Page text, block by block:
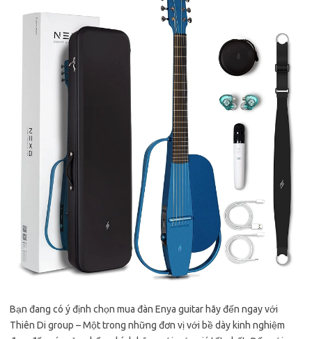
Bạn đang có ý định chọn mua đàn Enya guitar hãy đến ngay với
Thiên Di group – Một trong những đơn vị với bề dày kinh nghiệm